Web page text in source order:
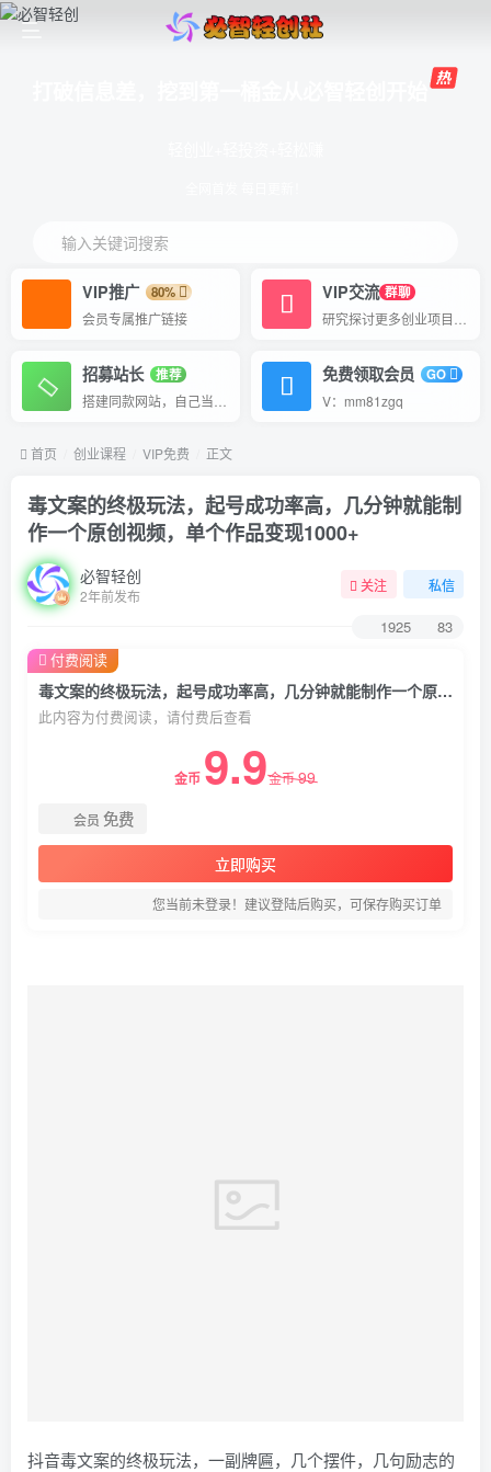
输入关键词搜索
VIP推广
80%
会员专属推广链接
VIP交流 群聊
招募站长
推荐
免费领取会员
GO
V：mm81zgq
首页 创业课程 VIP免费 正文
毒文案的终极玩法，起号成功率高，几分钟就能制
作一个原创视频，单个作品变现1000+
必智轻创
2年前发布
关注 私信
1925 83
毒文案的终极玩法，起号成功率高，几分钟就能制作一个原创视频，单个作品变现1000+
此内容为付费阅读，请付费后查看
金币 9.9金币99
会员 免费
立即购买
您当前未登录！建议登陆后购买，可保存购买订单
付费阅读
抖音毒文案的终极玩法，一副牌匾，几个摆件，几句励志的